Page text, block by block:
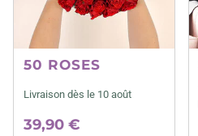
50 ROSES
Livraison dès le 10 août
39,90 €